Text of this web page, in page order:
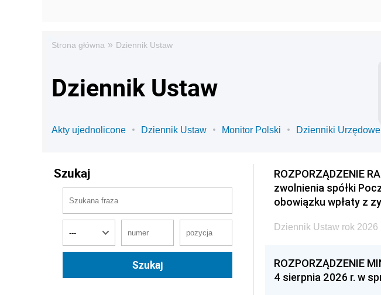
Strona główna » Dziennik Ustaw
Dziennik Ustaw
Akty ujednolicone Dziennik Ustaw Monitor Polski Dzienniki Urzędowe
Szukaj
ROZPORZĄDZENIE
zwolnienia spółki
obowiązku wpłaty z
Dziennik Ustaw rok 2026
ROZPORZĄDZENIE
4 sierpnia 2026 r. w